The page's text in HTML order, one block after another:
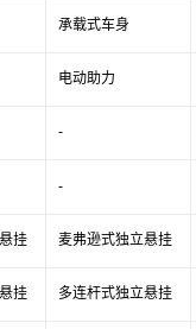
承载式车身
电动助力
-
-
挂 麦弗逊式独立悬挂
挂 多连杆式独立悬挂